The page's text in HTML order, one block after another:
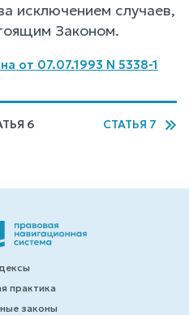
исключением случаев,
Законом.
от 07.07.1993 N 5338-1
6 СТАТЬЯ 7
практика
законы